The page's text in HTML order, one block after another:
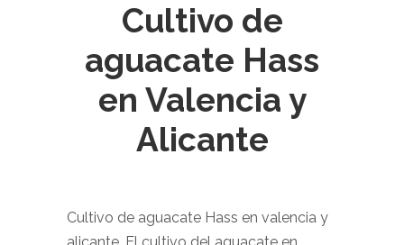
Cultivo de
aguacate Hass
en Valencia y
Alicante
Cultivo de aguacate Hass en valencia y